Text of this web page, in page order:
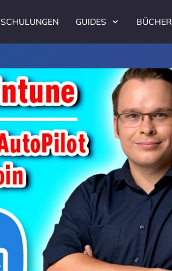
SCHULUNGEN GUIDES BÜCHER